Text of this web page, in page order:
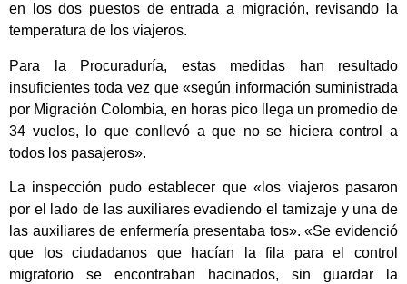
en los dos puestos de entrada a migración, revisando la
temperatura de los viajeros.
Para la Procuraduría, estas medidas han resultado
insuficientes toda vez que «según información suministrada
por Migración Colombia, en horas pico llega un promedio de
34 vuelos, lo que conllevó a que no se hiciera control a
todos los pasajeros».
La inspección pudo establecer que «los viajeros pasaron
por el lado de las auxiliares evadiendo el tamizaje y una de
las auxiliares de enfermería presentaba tos». «Se evidenció
que los ciudadanos que hacían la fila para el control
migratorio se encontraban hacinados, sin guardar la